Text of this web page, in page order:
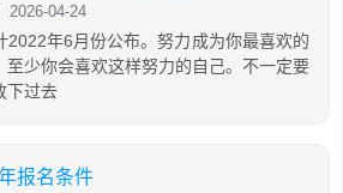
2026-04-24
2022年6月份公布。努力成为你最喜欢的
至少你会喜欢这样努力的自己。不一定要
下过去
报名条件